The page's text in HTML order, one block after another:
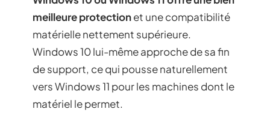
meilleure protectionet une compatibilité
matérielle nettement supérieure.
Windows 10 lui-même approche de sa fin
de support, ce qui pousse naturellement
vers Windows 11 pour les machines dont le
matériel le permet.